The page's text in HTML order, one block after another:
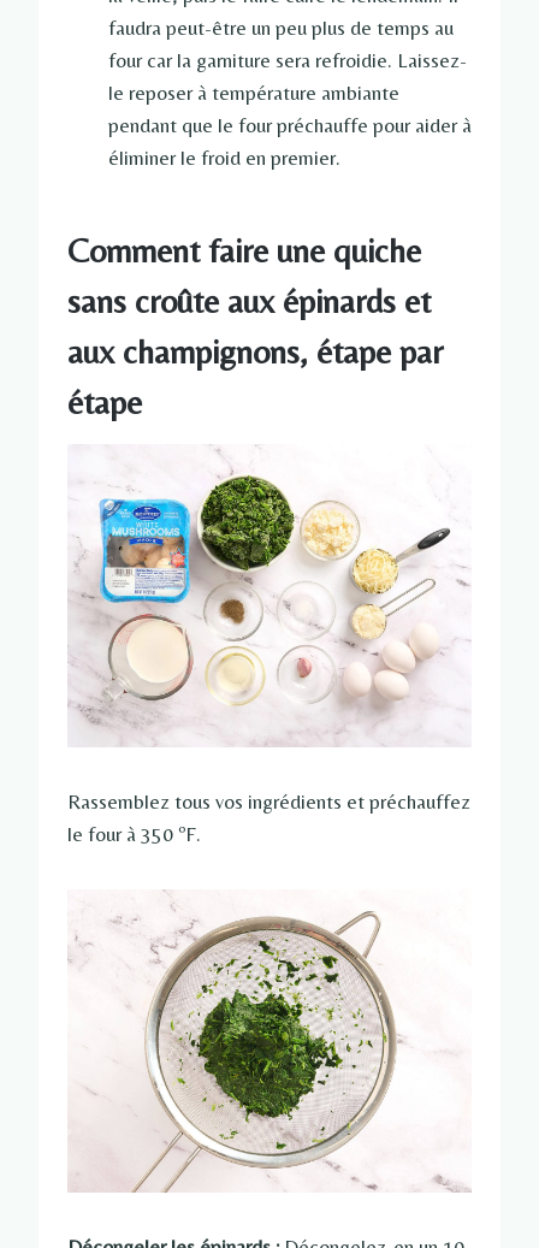
faudra peut-être un peu plus de temps au
four car la garniture sera refroidie. Laissez-
le reposer à température ambiante
pendant que le four préchauffe pour aider à
éliminer le froid en premier.
Comment faire une quiche
sans croûte aux épinards et
aux champignons, étape par
étape
Rassemblez tous vos ingrédients et préchauffez
le four à 350 ºF.